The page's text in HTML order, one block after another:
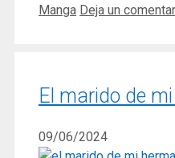
Manga Deja un
El marido de
09/06/2024